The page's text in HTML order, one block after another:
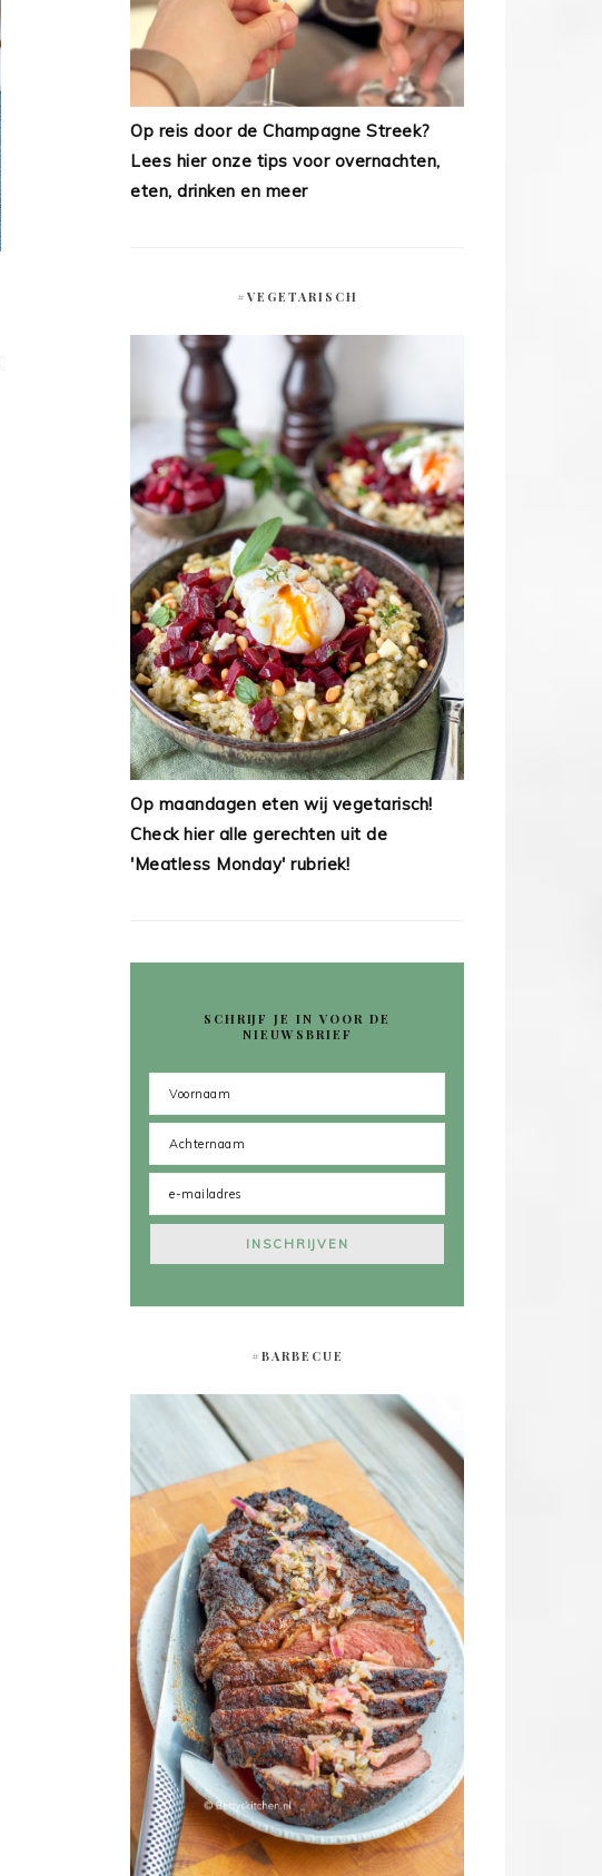
Op reis door de Champagne Streek?
Lees hier onze tips voor overnachten,
eten, drinken en meer
#VEGETARISCH
Op maandagen eten wij vegetarisch!
Check hier alle gerechten uit de
'Meatless Monday' rubriek!
SCHRIJF JE IN VOOR DE
NIEUWSBRIEF
#BARBECUE